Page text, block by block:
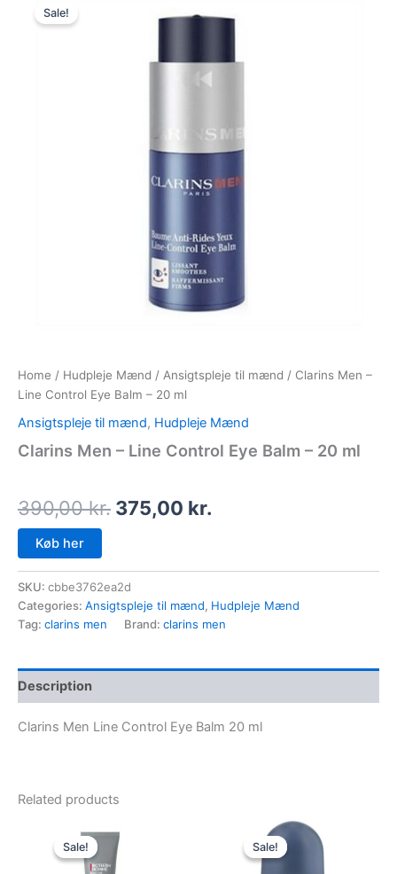
Sale!
Home / Hudpleje Mænd / Ansigtspleje til mænd / Clarins Men –
Line Control Eye Balm – 20 ml
Ansigtspleje til mænd, Hudpleje Mænd
Clarins Men – Line Control Eye Balm – 20 ml
390,00kr.
was:
375,00 kr.
is:
Køb her
SKU: cbbe3762ea2d
Categories: Ansigtspleje til mænd, Hudpleje Mænd
Tag: clarins men Brand: clarins men
Description
Clarins Men Line Control Eye Balm 20 ml
Related products
Sale!
Sale! price
was:
240,00 kr..
Sale!
Sale!
Original
price
was:
185,00 kr..